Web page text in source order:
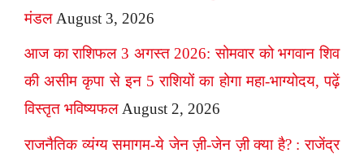
मंडल August 3, 2026
आज का राशिफल 3 अगस्त 2026: सोमवार को भगवान शिव
की असीम कृपा से इन 5 राशियों का होगा महा-भाग्योदय, पढ़ें
विस्तृत भविष्यफल August 2, 2026
राजनैतिक व्यंग्य समागम-ये जेन ज़ी-जेन ज़ी क्या है? : राजेंद्र